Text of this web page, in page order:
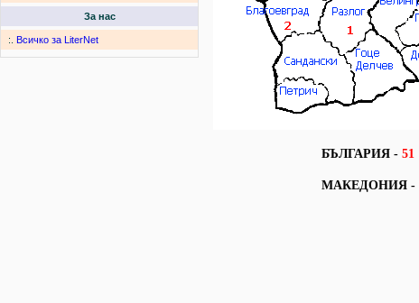
За нас
:. Всичко за LiterNet
БЪЛГАРИЯ - 51
МАКЕДОНИЯ -